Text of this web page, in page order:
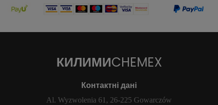
КИЛИМИCHEMEX
Контактні дані
Al. Wyzwolenia 61, 26-225 Gowarczów